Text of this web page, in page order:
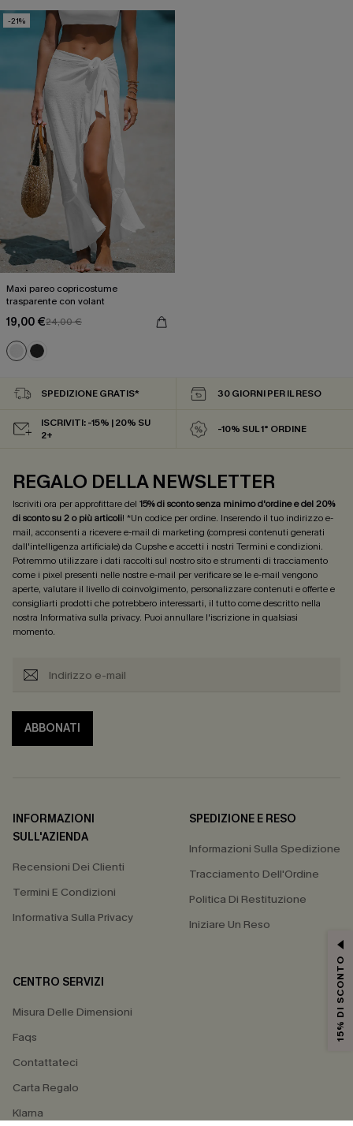
-21%
Maxi pareo copricostume
trasparente con volant
19,00 €24,00 €
SPEDIZIONE GRATIS* 30 GIORNI PER IL RESO
ISCRIVITI: -15% | 20% SU
2+
-10% SUL 1° ORDINE
REGALO DELLA NEWSLETTER
Iscriviti ora per approfittare del 15% di sconto senza minimo d'ordine e del 20%
di sconto su 2 o più articoli! *Un codice per ordine. Inserendo il tuo indirizzo e-
mail, acconsenti a ricevere e-mail di marketing (compresi contenuti generati
dall'intelligenza artificiale) da Cupshe e accetti i nostri Termini e condizioni.
Potremmo utilizzare i dati raccolti sul nostro sito e strumenti di tracciamento
come i pixel presenti nelle nostre e-mail per verificare se le e-mail vengono
aperte, valutare il livello di coinvolgimento, personalizzare contenuti e offerte e
consigliarti prodotti che potrebbero interessarti, il tutto come descritto nella
nostra Informativa sulla privacy. Puoi annullare l'iscrizione in qualsiasi
momento.
ABBONATI
INFORMAZIONI
SULL'AZIENDA
Recensioni Dei Clienti
Termini E Condizioni
Informativa Sulla Privacy
SPEDIZIONE E RESO
Informazioni Sulla Spedizione
Tracciamento Dell'Ordine
Politica Di Restituzione
Iniziare Un Reso
CENTRO SERVIZI
Misura Delle Dimensioni
Faqs
Contattateci
Carta Regalo
Klarna
15% DI SCONTO